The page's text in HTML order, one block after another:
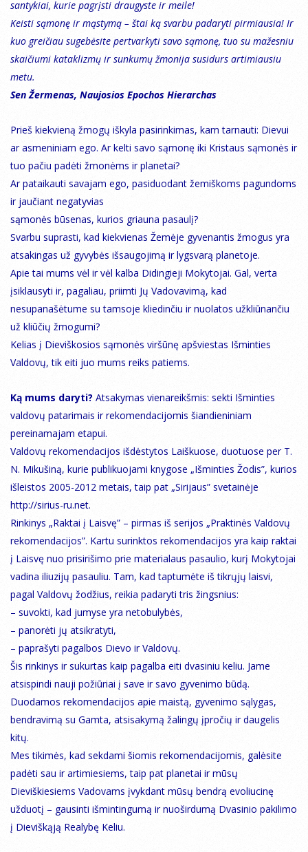
santykiai, kurie pagrįsti draugyste ir meile!
Keisti sąmonę ir mąstymą – štai ką svarbu padaryti pirmiausia! Ir
kuo greičiau sugebėsite pertvarkyti savo sąmonę, tuo su mažesniu
skaičiumi kataklizmų ir sunkumų žmonija susidurs artimiausiu
metu.
Sen Žermenas, Naujosios Epochos Hierarchas
Prieš kiekvieną žmogų iškyla pasirinkimas, kam tarnauti: Dievui
ar asmeniniam ego. Ar kelti savo sąmonę iki Kristaus sąmonės ir
tuo pačiu padėti žmonėms ir planetai?
Ar pataikauti savajam ego, pasiduodant žemiškoms pagundoms
ir jaučiant negatyvias
sąmonės būsenas, kurios griauna pasaulį?
Svarbu suprasti, kad kiekvienas Žemėje gyvenantis žmogus yra
atsakingas už gyvybės išsaugojimą ir lygsvarą planetoje.
Apie tai mums vėl ir vėl kalba Didingieji Mokytojai. Gal, verta
įsiklausyti ir, pagaliau, priimti Jų Vadovavimą, kad
nesupanašėtume su tamsoje kliedinčiu ir nuolatos užkliūnančiu
už kliūčių žmogumi?
Kelias į Dieviškosios sąmonės viršūnę apšviestas Išminties
Valdovų, tik eiti juo mums reiks patiems.
Ką mums daryti? Atsakymas vienareikšmis: sekti Išminties
valdovų patarimais ir rekomendacijomis šiandieniniam
pereinamajam etapui.
Valdovų rekomendacijos išdėstytos Laiškuose, duotuose per T.
N. Mikušiną, kurie publikuojami knygose „Išminties Žodis”, kurios
išleistos 2005-2012 metais, taip pat „Sirijaus” svetainėje
http://sirius-ru.net.
Rinkinys „Raktai į Laisvę” – pirmas iš serijos „Praktinės Valdovų
rekomendacijos”. Kartu surinktos rekomendacijos yra kaip raktai
į Laisvę nuo prisirišimo prie materialaus pasaulio, kurį Mokytojai
vadina iliuzijų pasauliu. Tam, kad taptumėte iš tikrųjų laisvi,
pagal Valdovų žodžius, reikia padaryti tris žingsnius:
– suvokti, kad jumyse yra netobulybės,
– panorėti jų atsikratyti,
– paprašyti pagalbos Dievo ir Valdovų.
Šis rinkinys ir sukurtas kaip pagalba eiti dvasiniu keliu. Jame
atsispindi nauji požiūriai į save ir savo gyvenimo būdą.
Duodamos rekomendacijos apie maistą, gyvenimo sąlygas,
bendravimą su Gamta, atsisakymą žalingų įpročių ir daugelis
kitų.
Mes tikimės, kad sekdami šiomis rekomendacijomis, galėsite
padėti sau ir artimiesiems, taip pat planetai ir mūsų
Dieviškiesiems Vadovams įvykdant mūsų bendrą evoliucinę
užduotį – gausinti išmintingumą ir nuoširdumą Dvasinio pakilimo
į Dieviškąją Realybę Keliu.